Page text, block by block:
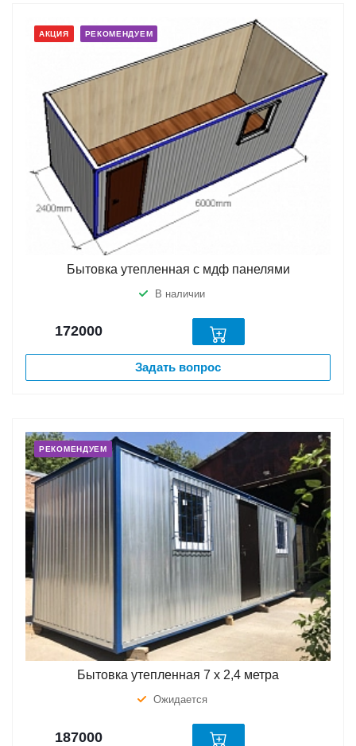
АКЦИЯ РЕКОМЕНДУЕМ
Бытовка утепленная с мдф панелями
В наличии
172000
Задать вопрос
РЕКОМЕНДУЕМ
Бытовка утепленная 7 х 2,4 метра
Ожидается
187000